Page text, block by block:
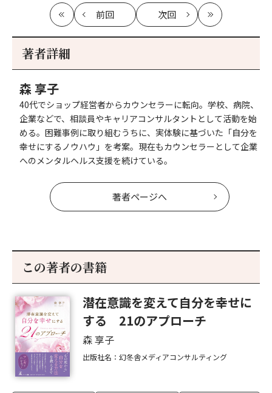
最
初
前回
記
次回
記
最
新
著者詳細
森 享子
40代でショップ経営者からカウンセラーに転向。学校、病院、
企業などで、相談員やキャリアコンサルタントとして活動を始
める。困難事例に取り組むうちに、実体験に基づいた「自分を
幸せにするノウハウ」を考案。現在もカウンセラーとして企業
へのメンタルヘルス支援を続けている。
著者ページへ
この著者の書籍
潜在意識を変えて自分を幸せに
する 21のアプローチ
森 享子
出版社名：幻冬舎メディアコンサルティング